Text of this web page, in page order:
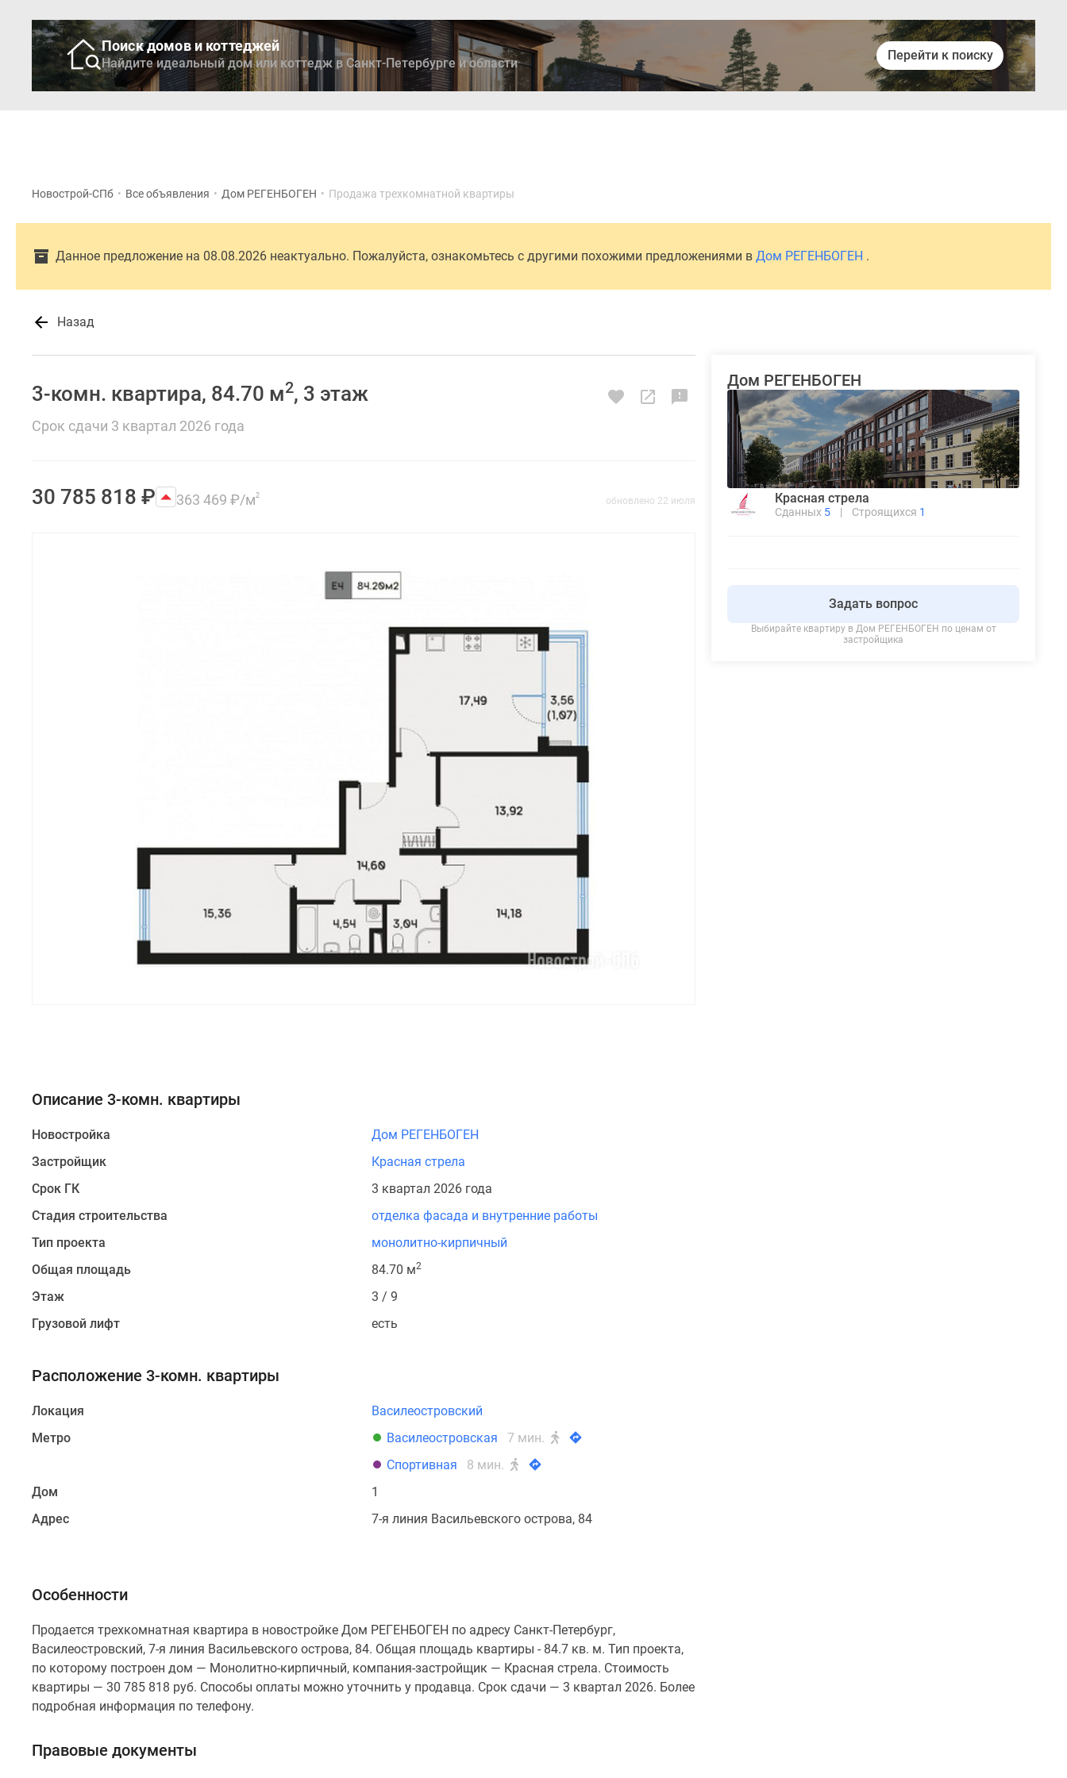
Поиск домов и коттеджей
Найдите идеальный дом или коттедж в Санкт-Петербурге и области
Перейти к поиску
Новострой-СПб • Все объявления • Дом РЕГЕНБОГЕН • Продажа трехкомнатной квартиры
Данное предложение на 08.08.2026 неактуально. Пожалуйста, ознакомьтесь с другими похожими предложениями в Дом РЕГЕНБОГЕН .
Назад
3-комн. квартира, 84.70 м2, 3 этаж
Срок сдачи 3 квартал 2026 года
30 785 818 ₽ 363 469 ₽/м2 обновлено 22 июля
Описание 3-комн. квартиры
Новостройка
Дом РЕГЕНБОГЕН
Застройщик
Красная стрела
Срок ГК
3 квартал 2026 года
Стадия строительства
отделка фасада и внутренние работы
Тип проекта
монолитно-кирпичный
Общая площадь
84.70 м2
Этаж
3 / 9
Грузовой лифт
есть
Расположение 3-комн. квартиры
Локация
Василеостровский
Метро
Василеостровская
7 мин.
Спортивная
8 мин.
Дом
1
Адрес
7-я линия Васильевского острова, 84
Особенности
Продается трехкомнатная квартира в новостройке Дом РЕГЕНБОГЕН по адресу Санкт-Петербург,
Василеостровский, 7-я линия Васильевского острова, 84. Общая площадь квартиры - 84.7 кв. м. Тип проекта,
по которому построен дом — Монолитно-кирпичный, компания-застройщик — Красная стрела. Стоимость
квартиры — 30 785 818 руб. Способы оплаты можно уточнить у продавца. Срок сдачи — 3 квартал 2026. Более
подробная информация по телефону.
Правовые документы
Дом РЕГЕНБОГЕН
Красная стрела
Сданных 5 | Строящихся 1
Задать вопрос
Выбирайте квартиру в Дом РЕГЕНБОГЕН по ценам от
застройщика